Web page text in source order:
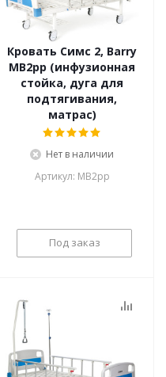
Кровать Симс 2, Barry
MB2pp (инфузионная
стойка, дуга для
подтягивания,
матрас)
Нет в наличии
Артикул: MB2pp
Под заказ